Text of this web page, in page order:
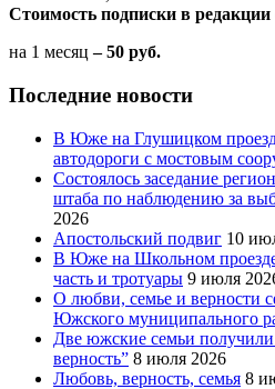
Стоимость подписки в редакции
на 1 месяц – 50 руб.
Последние новости
В Юже на Глушицком
автодороги с мостовым
Состоялось заседание
штаба по наблюдению за
2026
Апостольский подвиг 10
В Юже на Школьном
часть и тротуары 9 июля
О любви, семье и верности
Южского муниципального
Две южские семьи
верность” 8 июля 2026
Любовь, верность, семья 8